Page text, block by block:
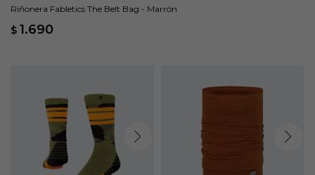
Riñonera Fabletics The Belt Bag - Marrón
$ 1.690